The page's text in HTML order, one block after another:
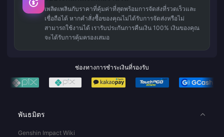
เพลิดเพลินกับราคาที่คุ้มค่าที่สุดพร้อมการจัดส่งที่รวดเร็วและ
เชื่อถือได้ หากคำสั่งซื้อของคุณไม่ได้รับการจัดส่งหรือไม่
สามารถใช้งานได้ เรารับประกันการคืนเงิน 100% เงินของคุณ
จะได้รับการคุ้มครองเสมอ
ช่องทางการชำระเงินที่รองรับ
พันธมิตร
Genshin Impact Wiki